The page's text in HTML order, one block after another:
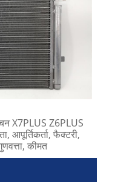
X7PLUS Z6PLUS
आपूर्तिकर्ता, फैक्टरी,
कीमत